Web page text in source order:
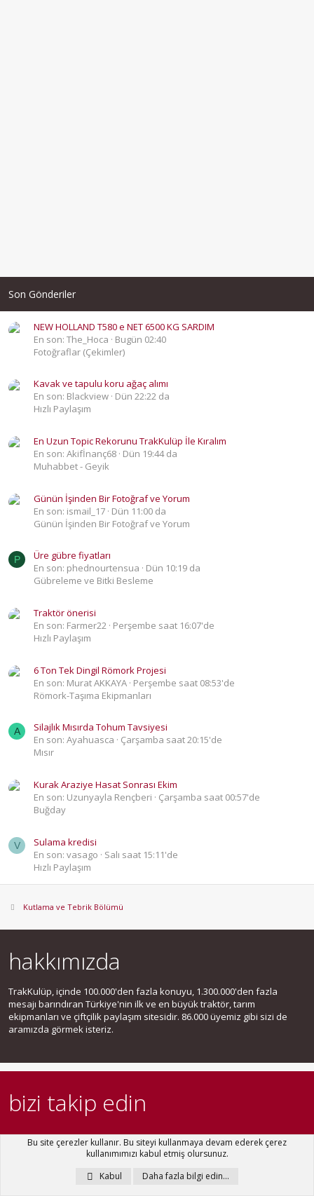
Son Gönderiler
NEW HOLLAND T580 e NET 6500 KG SARDIM
En son: The_Hoca
Bugün 02:40
Fotoğraflar (Çekimler)
Kavak ve tapulu koru ağaç alımı
En son: Blackview Dün 22:22 da
Hızlı Paylaşım
En Uzun Topic Rekorunu TrakKulüp İle Kıralım
En son: Akifİnanç68 Dün 19:44 da
Muhabbet - Geyik
Günün İşinden Bir Fotoğraf ve Yorum
En son: ismail_17 Dün 11:00 da
Günün İşinden Bir Fotoğraf ve Yorum
P
Üre gübre fiyatları
En son: phednourtensua
Dün 10:19 da
Gübreleme ve Bitki Besleme
Traktör önerisi
En son: Farmer22 Perşembe saat 16:07'de
Hızlı Paylaşım
6 Ton Tek Dingil Römork Projesi
En son: Murat AKKAYA Perşembe saat 08:53'de
Römork-Taşıma Ekipmanları
A
Silajlık Mısırda Tohum Tavsiyesi
En son: Ayahuasca
Çarşamba saat 20:15'de
Mısır
Kurak Araziye Hasat Sonrası Ekim
En son: Uzunyayla Rençberi
Çarşamba saat 00:57'de
Buğday
V
Sulama kredisi
En son: vasago
Salı saat 15:11'de
Hızlı Paylaşım
Kutlama ve Tebrik Bölümü
hakkımızda
TrakKulüp, içinde 100.000'den fazla konuyu, 1.300.000'den fazla
mesajı barındıran Türkiye'nin ilk ve en büyük traktör, tarım
ekipmanları ve çiftçilik paylaşım sitesidir. 86.000 üyemiz gibi sizi de
aramızda görmek isteriz.
bizi takip edin
Bu site çerezler kullanır. Bu siteyi kullanmaya devam ederek çerez
kullanımımızı kabul etmiş olursunuz.
Kabul
Daha fazla bilgi edin…